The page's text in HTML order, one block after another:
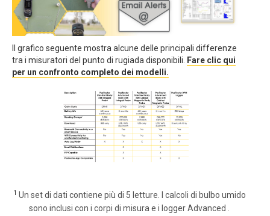
Il grafico seguente mostra alcune delle principali differenze
tra i misuratori del punto di rugiada disponibili.
Fare clic qui
per un confronto completo dei modelli.
1 Un set di dati contiene più di 5 letture. I calcoli di bulbo umido
sono inclusi con i corpi di misura e i logger Advanced .